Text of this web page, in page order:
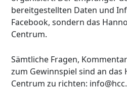
bereitgestellten Daten und
Facebook, sondern das
Centrum.
Sämtliche Fragen,
zum Gewinnspiel sind an das
Centrum zu richten: